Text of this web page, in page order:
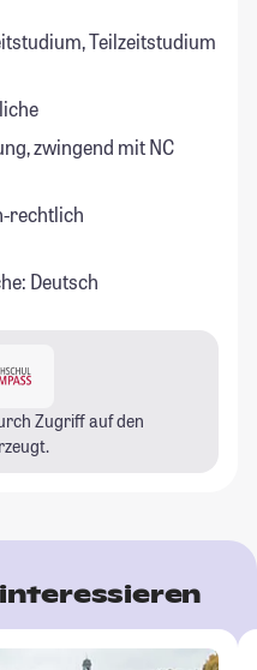
Teilzeitstudium
zwingend mit NC
rechtlich
Deutsch
Zugriff auf den